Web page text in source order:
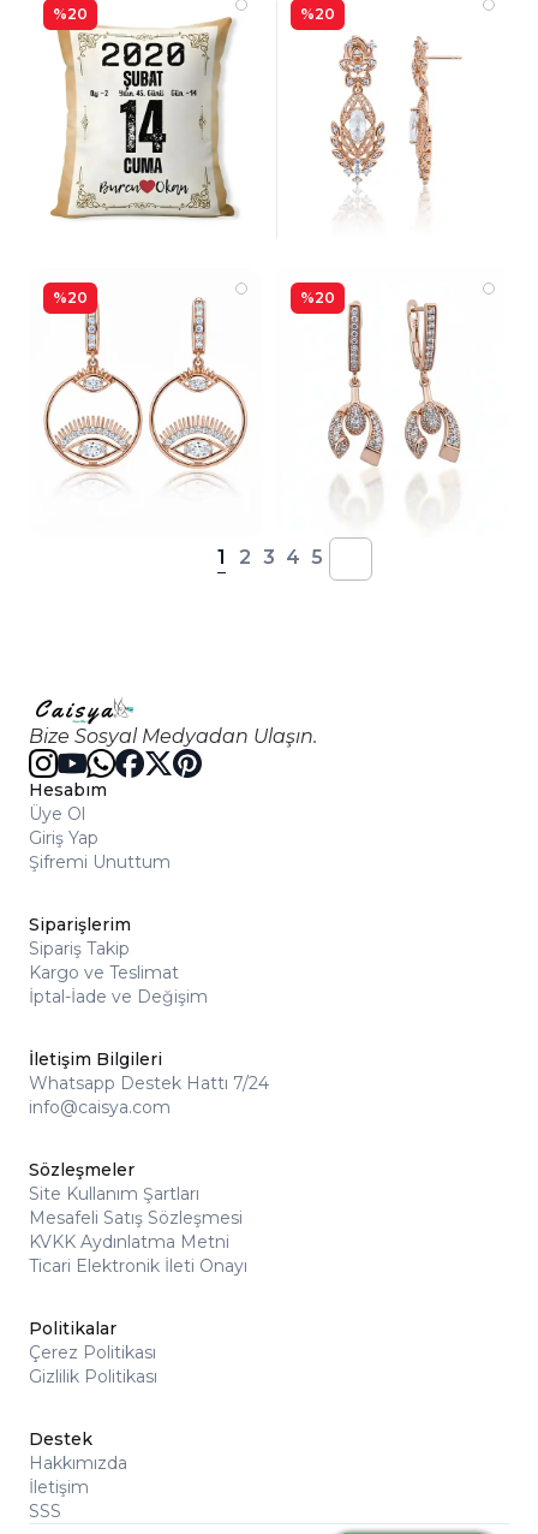
%20 %20
%20 %20
1 2 3 4 5
Bize Sosyal Medyadan Ulaşın.
Hesabım
Üye Ol
Giriş Yap
Şifremi Unuttum
Siparişlerim
Sipariş Takip
Kargo ve Teslimat
İptal-İade ve Değişim
İletişim Bilgileri
Whatsapp Destek Hattı 7/24
info@caisya.com
Sözleşmeler
Site Kullanım Şartları
Mesafeli Satış Sözleşmesi
KVKK Aydınlatma Metni
Ticari Elektronik İleti Onayı
Politikalar
Çerez Politikası
Gizlilik Politikası
Destek
Hakkımızda
İletişim
SSS